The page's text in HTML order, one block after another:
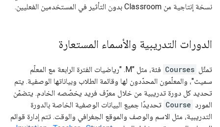
نسخة إنتاجية من Classroom بدون التأثير في المستخدمين الفعليين.
الدورات التدريبية والأسماء المستعارة
تمثّل Courses
فئة، مثل "M. "رياضيات الفترة الرابعة مع المعلّم
سميث"، والمعلّمون المحدّدون لها وقائمة الطلاب وبياناتها الوصفية. يتم
تحديد كل دورة تدريبية من خلال معرّف فريد يخصّصه الخادم. يتضمّن
المورد Course تحديدًا جميع البيانات الوصفية الخاصة بالدورة
التدريبية، مثل الاسم والوصف والموقع الجغرافي والوقت. تتم إدارة قوائم